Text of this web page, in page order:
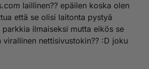
laillinen?? epäilen koska olen
että se olisi laitonta pystyä
parkkia ilmaiseksi mutta eikös se
nettisivustokin?? :D joku